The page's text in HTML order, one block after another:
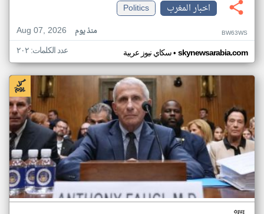
اخبار المغرب
Politics
Aug 07, 2026
منذ يوم BW63WS
سكاي نيوز عربية• skynewsarabia.com عدد الكلمات: ٢٠٢